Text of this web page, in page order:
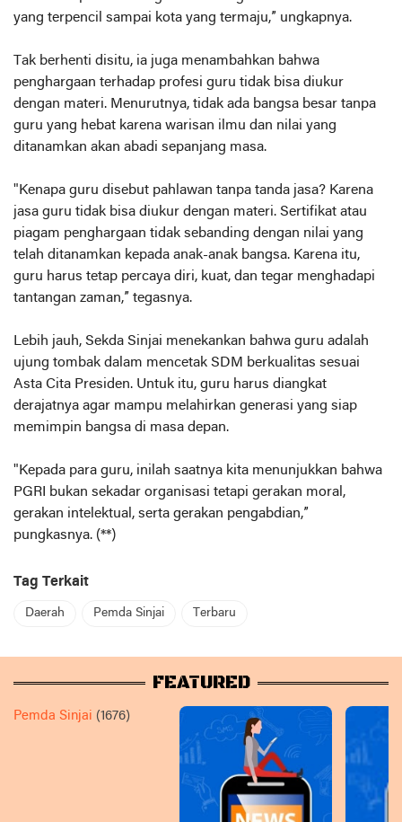
yang terpencil sampai kota yang termaju,” ungkapnya.
Tak berhenti disitu, ia juga menambahkan bahwa
penghargaan terhadap profesi guru tidak bisa diukur
dengan materi. Menurutnya, tidak ada bangsa besar tanpa
guru yang hebat karena warisan ilmu dan nilai yang
ditanamkan akan abadi sepanjang masa.
"Kenapa guru disebut pahlawan tanpa tanda jasa? Karena
jasa guru tidak bisa diukur dengan materi. Sertifikat atau
piagam penghargaan tidak sebanding dengan nilai yang
telah ditanamkan kepada anak-anak bangsa. Karena itu,
guru harus tetap percaya diri, kuat, dan tegar menghadapi
tantangan zaman,” tegasnya.
Lebih jauh, Sekda Sinjai menekankan bahwa guru adalah
ujung tombak dalam mencetak SDM berkualitas sesuai
Asta Cita Presiden. Untuk itu, guru harus diangkat
derajatnya agar mampu melahirkan generasi yang siap
memimpin bangsa di masa depan.
"Kepada para guru, inilah saatnya kita menunjukkan bahwa
PGRI bukan sekadar organisasi tetapi gerakan moral,
gerakan intelektual, serta gerakan pengabdian,”
pungkasnya. (**)
Tag Terkait
Daerah Pemda Sinjai Terbaru
FEATURED
Pemda Sinjai (1676)